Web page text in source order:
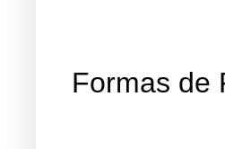
Formas de